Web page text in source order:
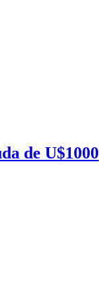
de U$1000